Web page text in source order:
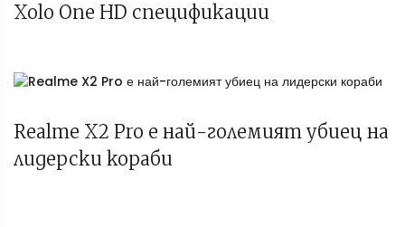
Xolo One HD спецификации
Realme X2 Pro е най-големият убиец на
лидерски кораби